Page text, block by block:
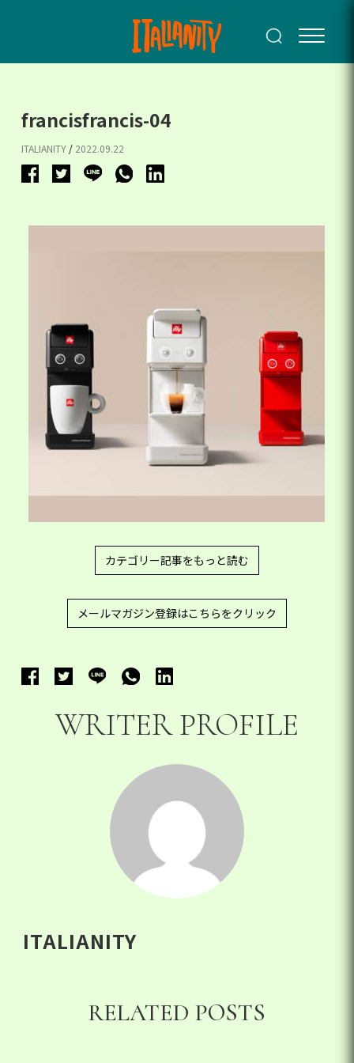
francisfrancis-04
ITALIANITY / 2022.09.22
カテゴリー記事をもっと読む
メールマガジン登録はこちらをクリック
WRITER PROFILE
ITALIANITY
RELATED POSTS